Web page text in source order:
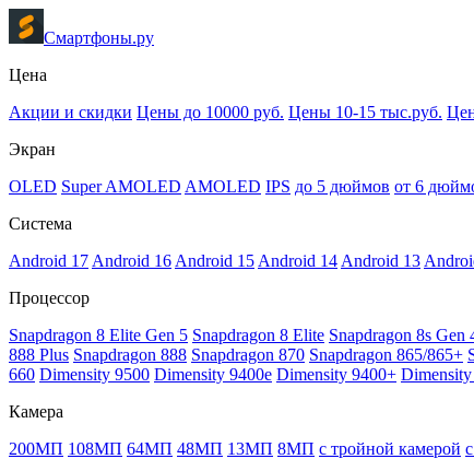
Смартфоны.ру
Цена
Акции и скидки Цены до 10000 руб. Цены 10-15 тыс.руб.
Экран
OLED Super AMOLED AMOLED IPS до 5 дюймов от 6
Система
Android 17 Android 16 Android 15 Android 14 Android 13
Процессор
Snapdragon 8 Elite Gen 5 Snapdragon 8 Elite Snapdragon 8s Gen
888 Plus Snapdragon 888 Snapdragon 870 Snapdragon 865/865+
660 Dimensity 9500 Dimensity 9400e Dimensity 9400+
Камера
200МП 108МП 64МП 48МП 13МП 8МП с тройной камерой